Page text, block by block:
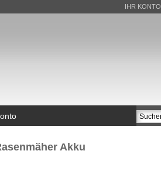
IHR KONTO
Akku